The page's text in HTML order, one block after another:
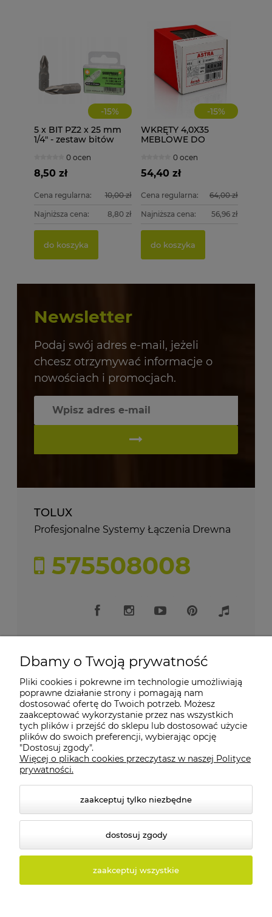
-15%
5 x BIT PZ2 x 25 mm
1/4" - zestaw bitów
0 ocen
8,50 zł
Cena regularna: 10,00 zł
Najniższa cena: 8,80 zł
do koszyka
-15%
WKRĘTY 4,0X35
MEBLOWE DO
0 ocen
54,40 zł
Cena regularna: 64,00 zł
Najniższa cena: 56,96 zł
do koszyka
Newsletter
Podaj swój adres e-mail, jeżeli
chcesz otrzymywać informacje o
nowościach i promocjach.
TOLUX
Profesjonalne Systemy Łączenia Drewna
575508008
Moje konto
Płatności i dostawa
Informacje
Styl graficzny i aplikacje ShopGadget.pl
Dbamy o Twoją prywatność
Pliki cookies i pokrewne im technologie umożliwiają
poprawne działanie strony i pomagają nam
dostosować ofertę do Twoich potrzeb. Możesz
zaakceptować wykorzystanie przez nas wszystkich
tych plików i przejść do sklepu lub dostosować użycie
plików do swoich preferencji, wybierając opcję
"Dostosuj zgody".
Więcej o plikach cookies przeczytasz w naszej Polityce
prywatności.
zaakceptuj tylko niezbędne
dostosuj zgody
zaakceptuj wszystkie